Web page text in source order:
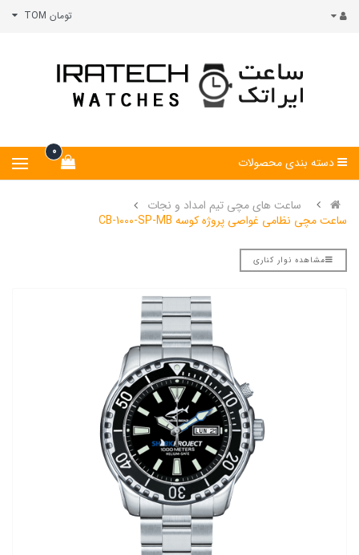
تومان TOM
0
دسته بندی محصولات
ساعت های مچی تیم امداد و نجات
ساعت مچی نظامی غواصی پروژه کوسه CB-1000-SP-MB
مشاهده نوار کناری